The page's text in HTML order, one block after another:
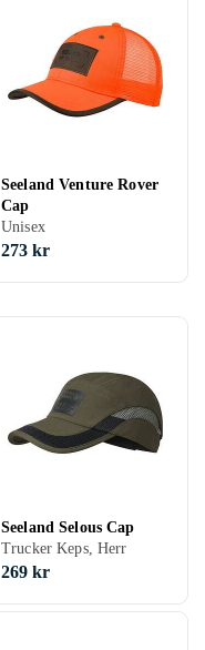
Seeland Venture Rover
Cap
Unisex
273 kr
Seeland Selous Cap
Trucker Keps, Herr
269 kr